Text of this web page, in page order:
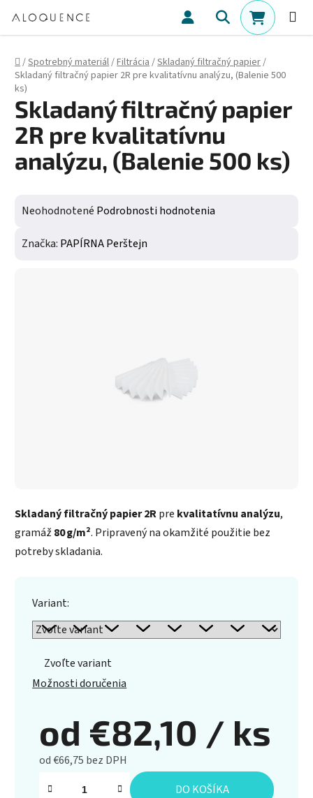
Hľadať
Domov
/Spotrebný materiál/Filtrácia/Skladaný filtračný papier/
Skladaný filtračný papier 2R pre kvalitatívnu analýzu, (Balenie 500
ks)
Skladaný filtračný papier 2Rpre kvalitatívnu analýzu,
gramáž 80 g/m². Pripravený na okamžité použitie bez
potreby skladania.
Variant:
Zvoľte variant
Možnosti doručenia
od €82,10 / ks
od€66,75 bez DPH
Jednotková cena:
DO KOŠÍKA
Skladaný filtračný papier
2R pre kvalitatívnu
analýzu, (Balenie 500 ks)
Priemerné hodnotenie produktu je 0,0 z 5 hviezdičiek.
Neohodnotené Podrobnosti hodnotenia
Značka: PAPÍRNA Perštejn